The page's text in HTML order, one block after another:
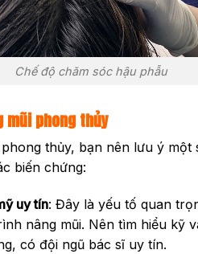
Chế độ chăm sóc hậu phẫu
mũi phong thủy
thủy, bạn nên lưu ý một
biến chứng:
uy tín: Đây là yếu tố quan
nâng mũi. Nên tìm hiểu kỹ
có đội ngũ bác sĩ uy tín.